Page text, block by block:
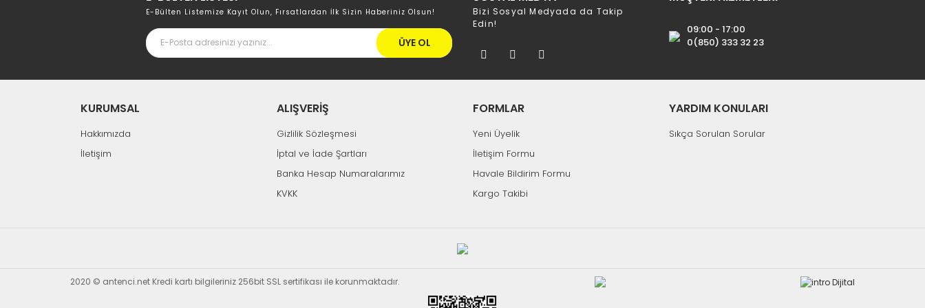
E-Bülten Listemize Kayıt Olun, Fırsatlardan İlk Sizin Haberiniz Olsun!
ÜYE OL
Bizi Sosyal Medyada da Takip
Edin!
09:00 - 17:00
0(850) 333 32 23
KURUMSAL
Hakkımızda
İletişim
ALIŞVERİŞ
Gizlilik Sözleşmesi
İptal ve İade Şartları
Banka Hesap Numaralarımız
KVKK
FORMLAR
Yeni Üyelik
İletişim Formu
Havale Bildirim Formu
Kargo Takibi
YARDIM KONULARI
Sıkça Sorulan Sorular
2020 © antenci.net Kredi kartı bilgileriniz 256bit SSL sertifikası ile korunmaktadır.